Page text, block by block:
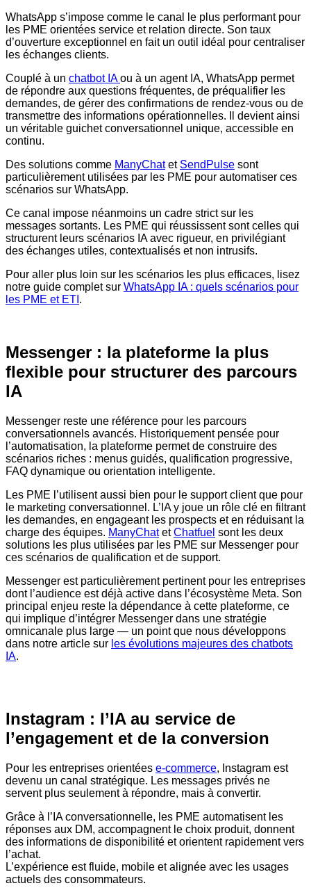
WhatsApp s’impose comme le canal le plus performant pour
les PME orientées service et relation directe. Son taux
d’ouverture exceptionnel en fait un outil idéal pour centraliser
les échanges clients.
Couplé à un chatbot IAou à un agent IA, WhatsApp permet
de répondre aux questions fréquentes, de préqualifier les
demandes, de gérer des confirmations de rendez-vous ou de
transmettre des informations opérationnelles. Il devient ainsi
un véritable guichet conversationnel unique, accessible en
continu.
Des solutions comme ManyChatet SendPulse sont
particulièrement utilisées par les PME pour automatiser ces
scénarios sur WhatsApp.
Ce canal impose néanmoins un cadre strict sur les
messages sortants. Les PME qui réussissent sont celles qui
structurent leurs scénarios IA avec rigueur, en privilégiant
des échanges utiles, contextualisés et non intrusifs.
Pour aller plus loin sur les scénarios les plus efficaces, lisez
notre guide complet sur WhatsApp IA : quels scénarios pour
les PME et ETI .
Messenger : la plateforme la plus
flexible pour structurer des parcours
IA
Messenger reste une référence pour les parcours
conversationnels avancés. Historiquement pensée pour
l’automatisation, la plateforme permet de construire des
scénarios riches : menus guidés, qualification progressive,
FAQ dynamique ou orientation intelligente.
Les PME l’utilisent aussi bien pour le support client que pour
le marketing conversationnel. L’IA y joue un rôle clé en filtrant
les demandes, en engageant les prospects et en réduisant la
charge des équipes. ManyChatetChatfuel sont les deux
solutions les plus utilisées par les PME sur Messenger pour
ces scénarios de qualification et de support.
Messenger est particulièrement pertinent pour les entreprises
dont l’audience est déjà active dans l’écosystème Meta. Son
principal enjeu reste la dépendance à cette plateforme, ce
qui implique d’intégrer Messenger dans une stratégie
omnicanale plus large — un point que nous développons
dans notre article sur les évolutions majeures des chatbots
IA.
Instagram : l’IA au service de
l’engagement et de la conversion
Pour les entreprises orientées e-commerce, Instagram est
devenu un canal stratégique. Les messages privés ne
servent plus seulement à répondre, mais à convertir.
Grâce à l’IA conversationnelle, les PME automatisent les
réponses aux DM, accompagnent le choix produit, donnent
des informations de disponibilité et orientent rapidement vers
l’achat.
L’expérience est fluide, mobile et alignée avec les usages
actuels des consommateurs.